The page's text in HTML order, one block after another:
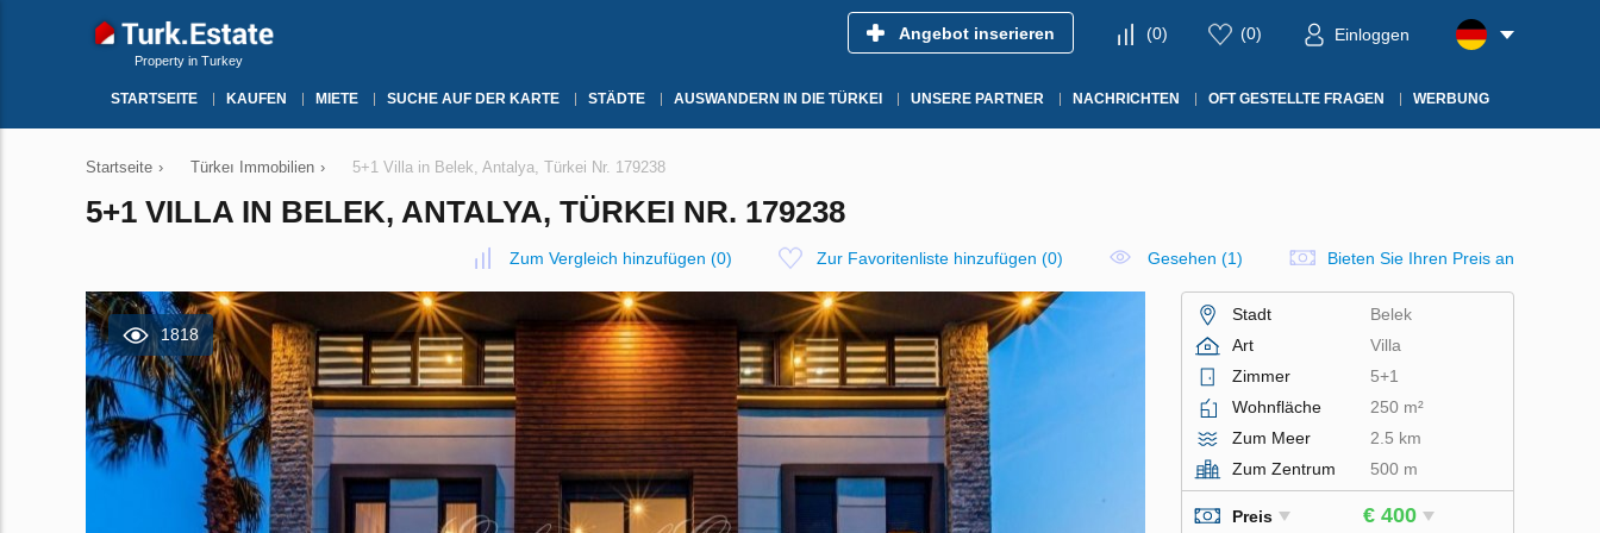
Property in Turkey
Angebot inserieren (0) (0) Einloggen
STARTSEITE KAUFEN MIETE SUCHE AUF DER KARTE STÄDTE AUSWANDERN IN DIE TÜRKEI UNSERE PARTNER NACHRICHTEN OFT GESTELLTE FRAGEN WERBUNG
Startseite › Türkeı Immobilien › 5+1 Villa in Belek, Antalya, Türkei Nr. 179238
5+1 VILLA IN BELEK, ANTALYA, TÜRKEI NR. 179238
Zum Vergleich hinzufügen (0) Zur Favoritenliste hinzufügen (0) Gesehen (1) Bieten Sie Ihren Preis an
1818
Stadt
Belek
Art
Villa
Zimmer
5+1
Wohnfläche
250 m²
Zum Meer
2.5 km
Zum Zentrum
500 m
Preis € 400